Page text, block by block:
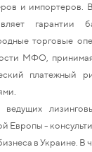
и
гарантии
торговые
МФО,
платежный
Европы -
в Украине. В